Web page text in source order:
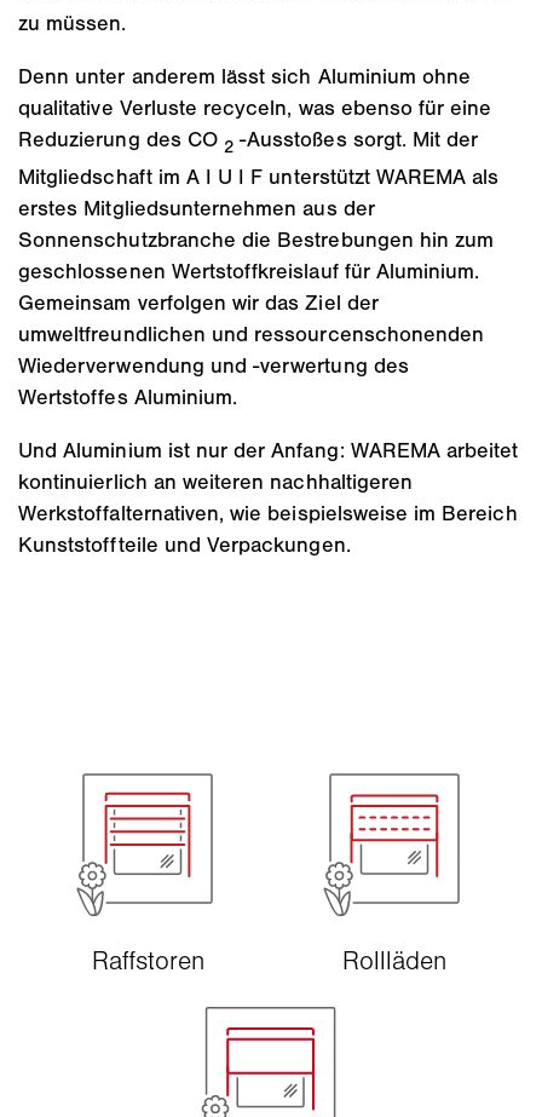
zu müssen.
Denn unter anderem lässt sich Aluminium ohne
qualitative Verluste recyceln, was ebenso für eine
Reduzierung des CO 2-Ausstoßes sorgt. Mit der
Mitgliedschaft im A I U I F unterstützt WAREMA als
erstes Mitgliedsunternehmen aus der
Sonnenschutzbranche die Bestrebungen hin zum
geschlossenen Wertstoffkreislauf für Aluminium.
Gemeinsam verfolgen wir das Ziel der
umweltfreundlichen und ressourcenschonenden
Wiederverwendung und -verwertung des
Wertstoffes Aluminium.
Und Aluminium ist nur der Anfang: WAREMA arbeitet
kontinuierlich an weiteren nachhaltigeren
Werkstoffalternativen, wie beispielsweise im Bereich
Kunststoffteile und Verpackungen.